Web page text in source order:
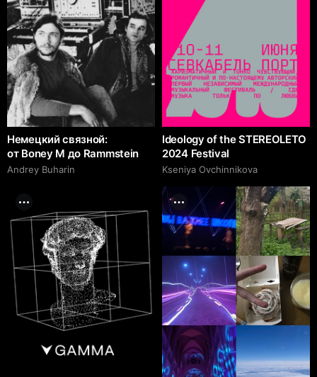
Немецкий связной:
от Boney M до Rammstein
Andrey Buharin
Ideology of the STEREOLETO
2024 Festival
Kseniya Ovchinnikova